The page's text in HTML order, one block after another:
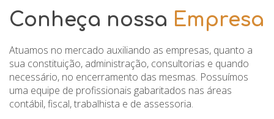
Conheça nossa Empresa
Atuamos no mercado auxiliando as empresas, quanto a
sua constituição, administração, consultorias e quando
necessário, no encerramento das mesmas. Possuímos
uma equipe de profissionais gabaritados nas áreas
contábil, fiscal, trabalhista e de assessoria.